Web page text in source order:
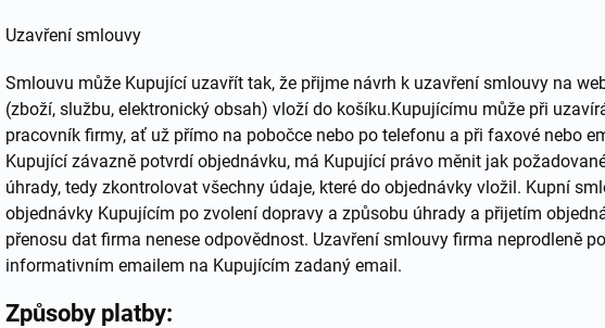
Uzavření smlouvy
Smlouvu může Kupující uzavřít tak, že přijme návrh k uzavření smlouvy na
(zboží, službu, elektronický obsah) vloží do košíku.Kupujícímu může při
pracovník firmy, ať už přímo na pobočce nebo po telefonu a při faxové nebo
Kupující závazně potvrdí objednávku, má Kupující právo měnit jak
úhrady, tedy zkontrolovat všechny údaje, které do objednávky vložil. Kupní
objednávky Kupujícím po zvolení dopravy a způsobu úhrady a přijetím
přenosu dat firma nenese odpovědnost. Uzavření smlouvy firma neprodleně
informativním emailem na Kupujícím zadaný email.
Způsoby platby: